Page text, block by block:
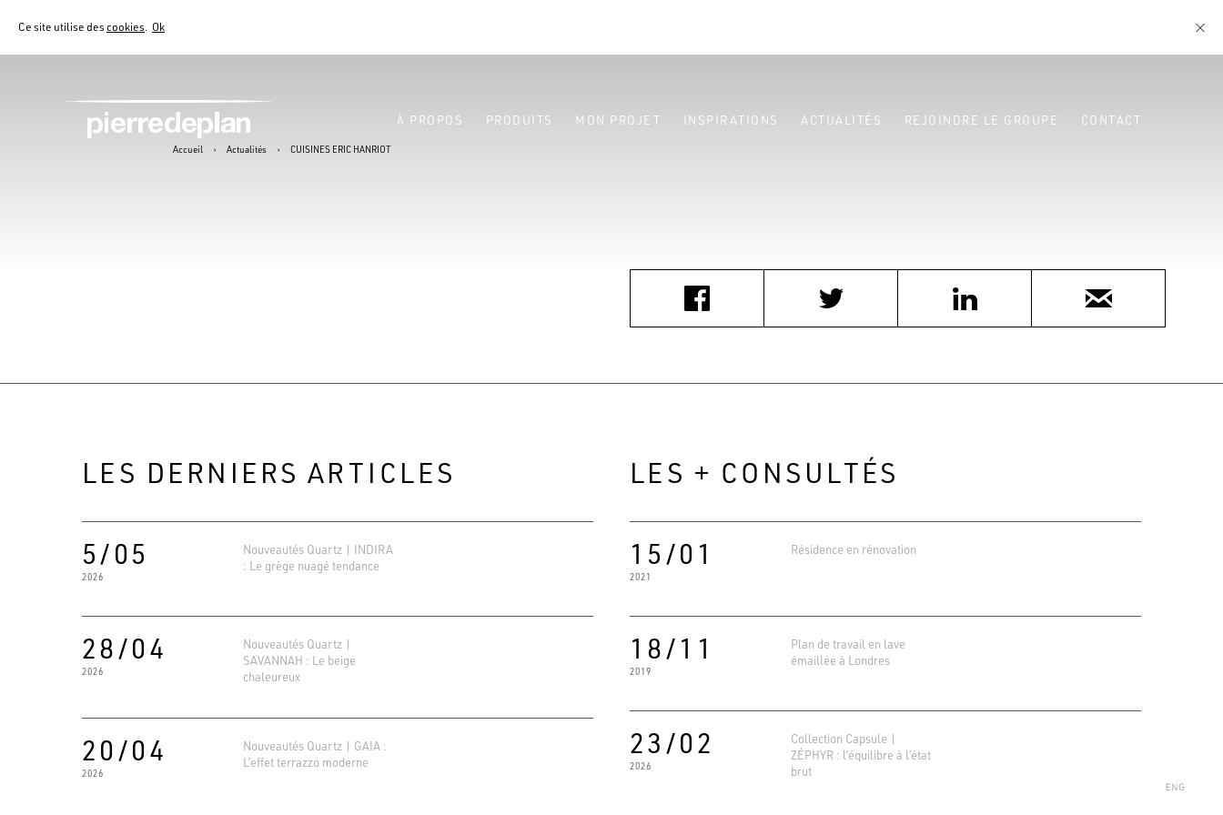
Ce site utilise descookies. Ok
À PROPOS PRODUITS MON PROJET INSPIRATIONS ACTUALITÉS REJOINDRE LE GROUPE CONTACT
Accueil › Actualités › CUISINES ERIC HANRIOT
LES DERNIERS ARTICLES
5/05
2026
Nouveautés Quartz | INDIRA
: Le grège nuagé tendance
28/04
2026
Nouveautés Quartz |
SAVANNAH : Le beige
chaleureux
20/04
2026
Nouveautés Quartz | GAIA :
L’effet terrazzo moderne
LES + CONSULTÉS
15/01
2021
Résidence en rénovation
18/11
2019
Plan de travail en lave
émaillée à Londres
23/02
2026
Collection Capsule |
ZÉPHYR : l’équilibre à l’état
brut
4.6
Basé sur 138 avis